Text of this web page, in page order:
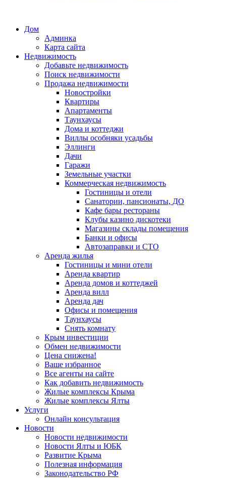
Дом
Админка
Карта сайта
Недвижимость
Добавьте недвижимость
Поиск недвижимости
Продажа недвижимости
Новостройки
Квартиры
Апартаменты
Таунхаусы
Дома и коттеджи
Виллы особняки усадьбы
Эллинги
Дачи
Гаражи
Земельные участки
Коммерческая недвижимость
Гостиницы и отели
Санатории, пансионаты, ДО
Кафе бары рестораны
Клубы казино дискотеки
Магазины склады помещения
Банки и офисы
Автозаправки и СТО
Аренда жилья
Гостиницы и мини отели
Аренда квартир
Аренда домов и коттеджей
Аренда вилл
Аренда дач
Офисы и помещения
Таунхаусы
Снять комнату
Крым инвестиции
Обмен недвижимости
Цена снижена!
Ваше избранное
Все агенты на сайте
Как добавить недвижимость
Жилые комплексы Крыма
Жилые комплексы Ялты
Услуги
Онлайн консультация
Новости
Новости недвижимости
Новости Ялты и ЮБК
Развитие Крыма
Полезная информация
Законодательство РФ